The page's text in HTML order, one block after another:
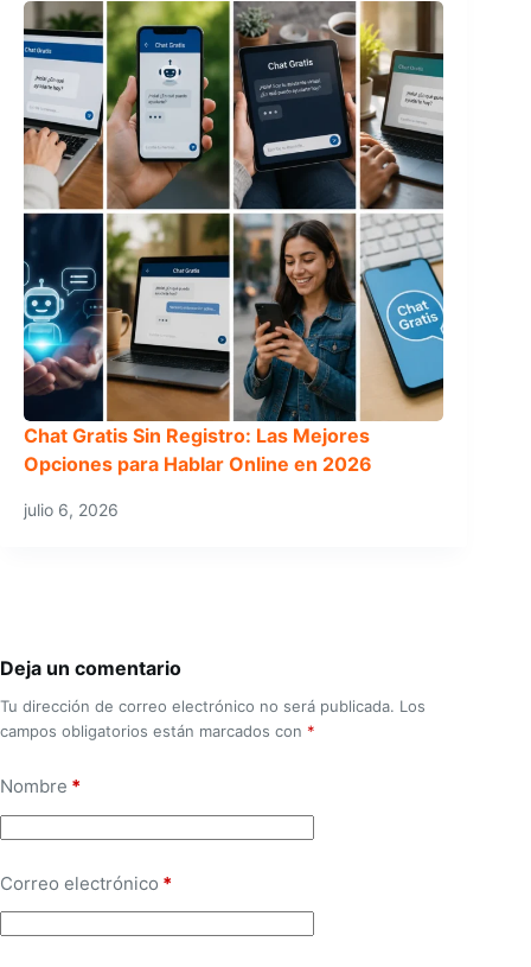
Chat Gratis Sin Registro: Las Mejores
Opciones para Hablar Online en 2026
julio 6, 2026
Deja un comentario
Tu dirección de correo electrónico no será publicada. Los
campos obligatorios están marcados con *
Nombre *
Correo electrónico *